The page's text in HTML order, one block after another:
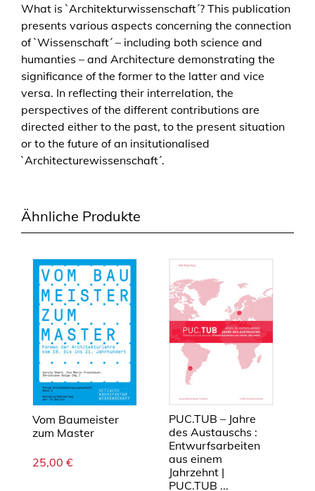
t
u
r
w
i
s
s
e
n
s
f
What is `Architekturwissenschaft´? This publication
presents various aspects concerning the connection
of `Wissenschaft´ – including both science and
humanties – and Architecture demonstrating the
significance of the former to the latter and vice
versa. In reflecting their interrelation, the
perspectives of the different contributions are
directed either to the past, to the present situation
or to the future of an insitutionalised
`Architecturewissenschaft´.
Ähnliche Produkte
Vom Baumeister
zum Master
25,00 €
PUC.TUB – Jahre
des Austauschs :
Entwurfsarbeiten
aus einem
Jahrzehnt |
PUC.TUB ...